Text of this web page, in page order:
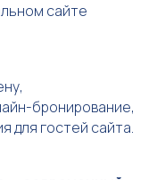
сайте
бронирование,
для гостей сайта.